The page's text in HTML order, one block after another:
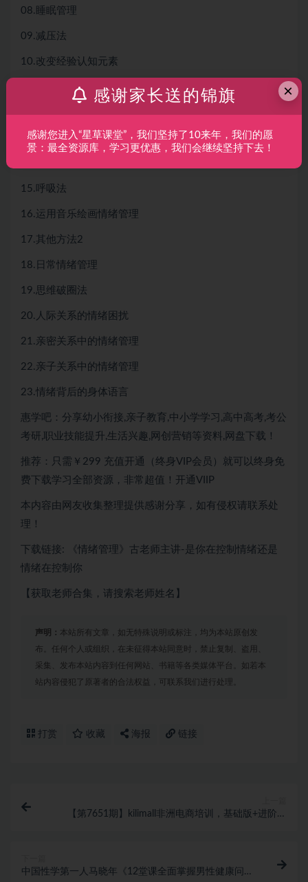
08.睡眠管理
09.减压法
10.改变经验认知元素
11.莱斯特释放法
12.自我整合，拒绝内耗
13.保持正念
15.呼吸法
16.运用音乐绘画情绪管理
17.其他方法2
18.日常情绪管理
19.思维破圈法
20.人际关系的情绪困扰
21.亲密关系中的情绪管理
22.亲子关系中的情绪管理
23.情绪背后的身体语言
惠学吧：分享幼小衔接,亲子教育,中小学学习,高中高考,考公
考研,职业技能提升,生活兴趣,网创营销等资料,网盘下载！
推荐：只需￥299 充值开通（终身VIP会员）就可以终身免
费下载学习全部资源，非常超值！开通VIIP
本内容由网友收集整理提供感谢分享，如有侵权请联系处
理！
下载链接: 《情绪管理》古老师主讲-是你在控制情绪还是
情绪在控制你
【获取老师合集，请搜索老师姓名】
声明： 本站所有文章，如无特殊说明或标注，均为本站原创发
布。任何个人或组织，在未征得本站同意时，禁止复制、盗用、
采集、发布本站内容到任何网站、书籍等各类媒体平台。如若本
站内容侵犯了原著者的合法权益，可联系我们进行处理。
打赏 收藏 海报 链接
【第7651期】kilimall非洲电商培训，基础版+进阶版
中国性学第一人马晓年《12堂课全面掌握男性健康问
×
感谢家长送的锦旗
感谢您进入“星草课堂”，我们坚持了10来年，我们的愿
景：最全资源库，学习更优惠，我们会继续坚持下去！